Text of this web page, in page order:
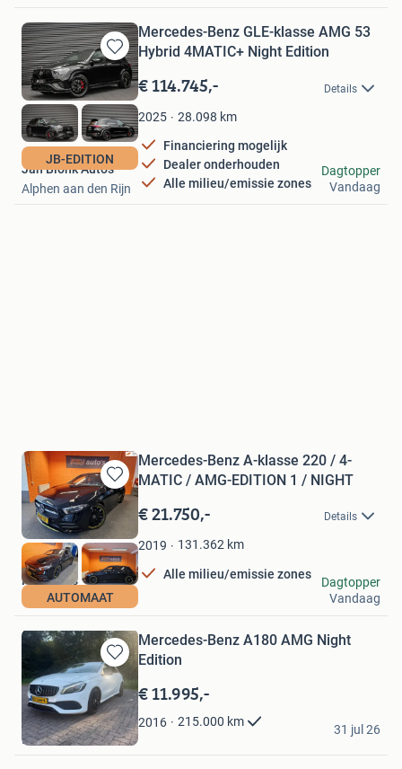
Bewaren
in
Mijn
Favorieten
JB-EDITION
Mercedes-Benz GLE-klasse AMG 53
Hybrid 4MATIC+ Night Edition
€ 114.745,- Details
2025 28.098 km
Financiering mogelijk
Dealer onderhouden
Alle milieu/emissie zones
Jan Blonk Auto's
Alphen aan den Rijn
Dagtopper
Vandaag
Bewaren
in
Mijn
Favorieten
AUTOMAAT
Mercedes-Benz A-klasse 220 / 4-
MATIC / AMG-EDITION 1 / NIGHT
€ 21.750,- Details
2019 131.362 km
Alle milieu/emissie zones
FSJ auto's
Geldrop
Dagtopper
Vandaag
Bewaren
in
Mijn
Favorieten
Mercedes-Benz A180 AMG Night
Edition
€ 11.995,-
2016 215.000 km
Syl
Drachten
31 jul 26